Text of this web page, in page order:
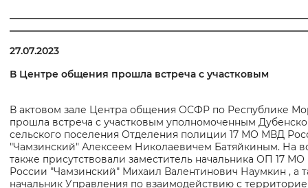
27.07.2023
В Центре общения прошла встреча с участковым
В актовом зале Центра общения ОСФР по Республике
прошла встреча с участковым уполномоченным
сельского поселения Отделения полиции 17 МО МВД
"Чамзинский" Алексеем Николаевичем Батяйкиным. На
также присутствовали заместитель начальника ОП 17
России "Чамзинский" Михаил Валентинович Наумкин , а